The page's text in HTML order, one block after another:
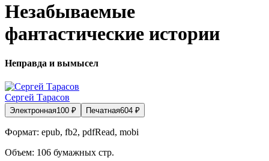
Незабываемые
фантастические истории
Неправда и вымысел
Сергей Тарасов
Электронная100 ₽ Печатная604 ₽
Формат: epub, fb2, pdfRead, mobi
Объем: 106 бумажных стр.